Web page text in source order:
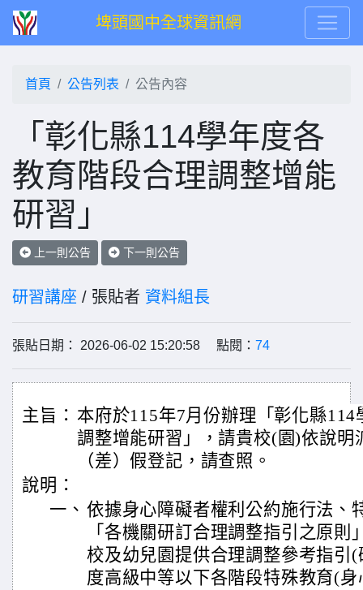
埤頭國中全球資訊網
首頁 公告列表 公告內容
「彰化縣114學年度各
教育階段合理調整增能
研習」
上一則公告 下一則公告
研習講座 / 張貼者 資料組長
張貼日期： 2026-06-02 15:20:58 點閱： 74
主旨： 本府於115年7月份辦理「彰化縣
調整增能研習」，請貴校(園)依說明
（差）假登記，請查照。
說明：
一、 依據身心障礙者權利公約施行法、
「各機關研訂合理調整指引之原
校及幼兒園提供合理調整參考指引
度高級中等以下各階段特殊教育(